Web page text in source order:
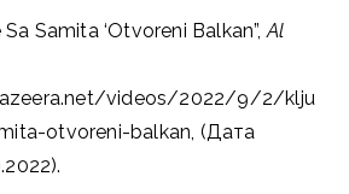
Samita ‘Otvoreni Balkan”,Al
videos/2022/9/2/klju
otvoreni-balkan, (Дата